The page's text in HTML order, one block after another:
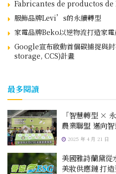
Fabricantes de productos
服飾品牌Levi’s的永續轉型
家電品牌Beko以逆物流打造家
Google宣布啟動首個碳捕捉與
storage, CCS)計畫
最多閱讀
「智慧轉型 ×
農業聯盟 邁向
2025 年 4 月 21 日
美國雅詩蘭黛從
美妝供應鏈 打